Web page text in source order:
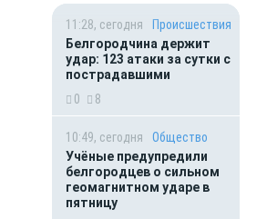
11:28, сегодня
Происшествия
Белгородчина держит
удар: 123 атаки за сутки с
пострадавшими
0
8
10:49, сегодня
Общество
Учёные предупредили
белгородцев о сильном
геомагнитном ударе в
пятницу